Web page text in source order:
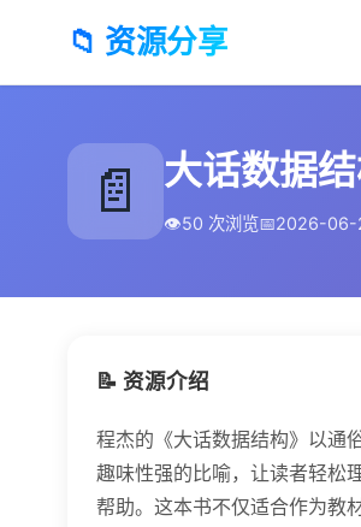
📁 资源分享
📄 大话数据
👁️50 次浏览📅2026-06-
📝 资源介绍
程杰的《大话数据结构》以通
趣味性强的比喻，让读者轻松
帮助。这本书不仅适合作为教